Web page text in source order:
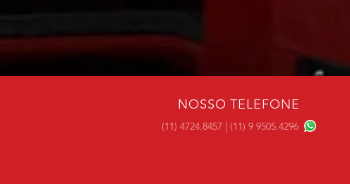
NOSSO TELEFONE
(11) 4724.8457 | (11) 9 9505.4296